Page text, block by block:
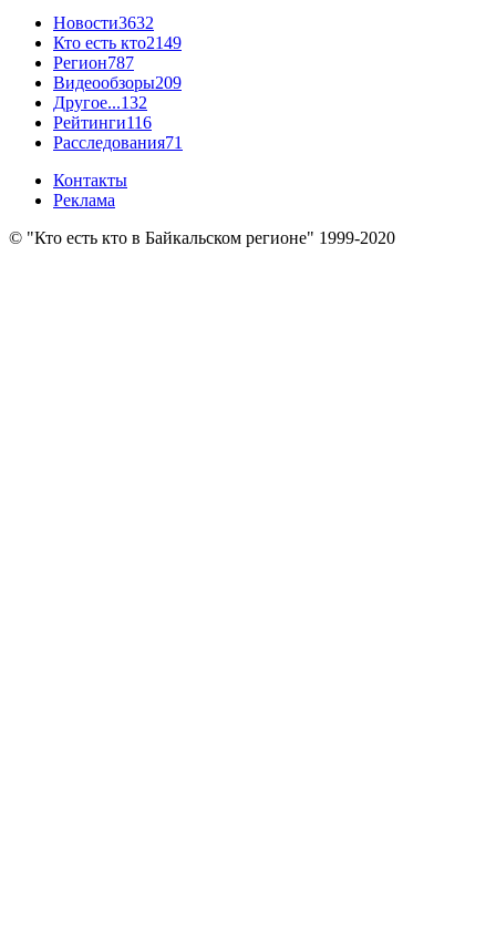
Новости3632
Кто есть кто2149
Регион787
Видеообзоры209
Другое...132
Рейтинги116
Расследования71
Контакты
Реклама
© "Кто есть кто в Байкальском регионе" 1999-2020